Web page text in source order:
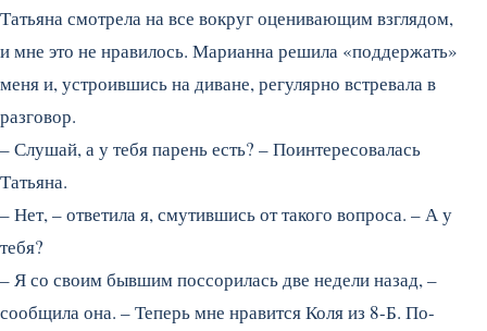
Татьяна смотрела на все вокруг оценивающим взглядом,
и мне это не нравилось. Марианна решила «поддержать»
меня и, устроившись на диване, регулярно встревала в
разговор.
– Слушай, а у тебя парень есть? – Поинтересовалась
Татьяна.
– Нет, – ответила я, смутившись от такого вопроса. – А у
тебя?
– Я со своим бывшим поссорилась две недели назад, –
сообщила она. – Теперь мне нравится Коля из 8-Б. По-